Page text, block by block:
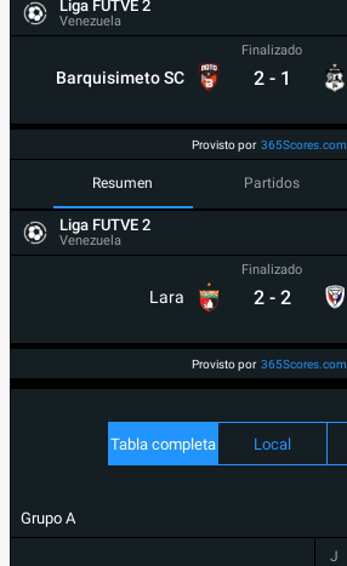
Liga FUTVE 2
Venezuela
Barquisimeto SC
Finalizado
2 - 1
Provisto por 365Scores.com
Resumen Partidos
Liga FUTVE 2
Venezuela
Lara
Finalizado
2 - 2
Provisto por 365Scores.com
Tabla completa Local
Grupo A
J